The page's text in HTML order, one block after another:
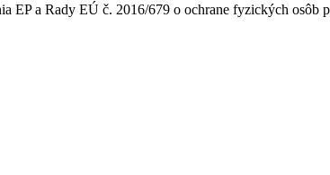
EP a Rady EÚ č. 2016/679 o ochrane fyzických